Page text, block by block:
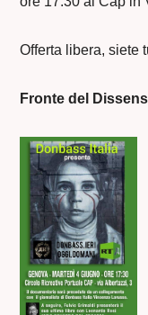
Offerta libera, siete
Fronte del